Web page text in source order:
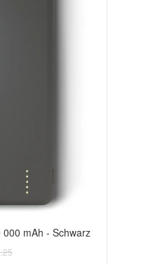
mAh - Schwarz